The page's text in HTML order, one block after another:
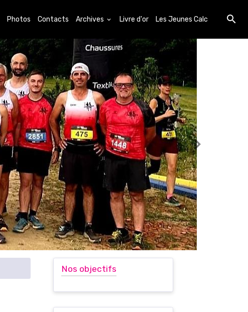
Photos Contacts Archives Livre d'or Les Jeunes Calc
Nos objectifs